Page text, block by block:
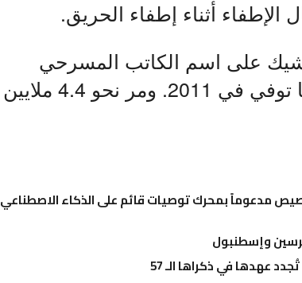
أثناء إطفاء الحريق.
على اسم الكاتب المسرحي
والرئيس السابق فاتسلاف هافيل بعدما توفي في 2011. ومر نحو 4.4 ملايين
مدعوماً بمحرك توصيات قائم على الذكاء الاصطناعي
وإسطنبول
عهدها في ذكراها الـ 57